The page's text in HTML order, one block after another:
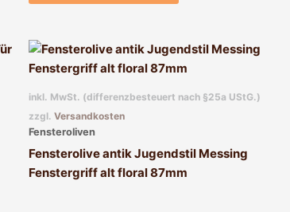
inkl. MwSt. (differenzbesteuert nach §25a UStG.)
zzgl. Versandkosten
Fensteroliven
Fensterolive antik Jugendstil Messing
Fenstergriff alt floral 87mm